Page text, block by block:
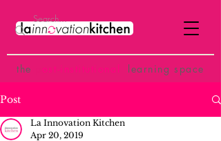
the ost-institutional learning space
Post
La Innovation Kitchen
Apr 20, 2019